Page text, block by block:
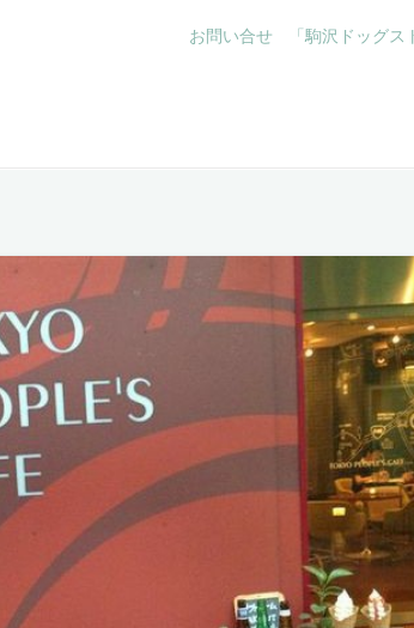
お問い合せ
「駒沢ドッグ